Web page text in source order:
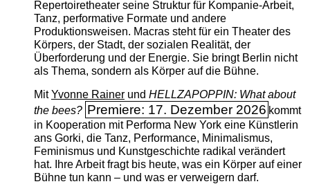
Repertoiretheater seine Struktur für Kompanie-Arbeit,
Tanz, performative Formate und andere
Produktionsweisen. Macras steht für ein Theater des
Körpers, der Stadt, der sozialen Realität, der
Überforderung und der Energie. Sie bringt Berlin nicht
als Thema, sondern als Körper auf die Bühne.
MitYvonne Rainerund HELLZAPOPPIN: What about
the bees? Premiere: 17. Dezember 2026 kommt
in Kooperation mit Performa New York eine Künstlerin
ans Gorki, die Tanz, Performance, Minimalismus,
Feminismus und Kunstgeschichte radikal verändert
hat. Ihre Arbeit fragt bis heute, was ein Körper auf einer
Bühne tun kann – und was er verweigern darf.